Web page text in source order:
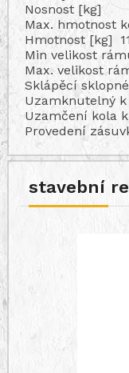
Nosnost [kg]
Max. hmotnost
Hmotnost [kg]
Min velikost
Max. velikost
Sklápěcí sklopné
Uzamknutelný
Uzamčení kola
Provedení
stavební